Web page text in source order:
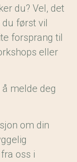
du? Vel, det
først vil
forsprang til
eller
melde deg
om din
oss i